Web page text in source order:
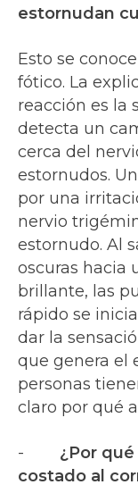
estornudan
Esto se
fótico. La
reacción es la
detecta un
cerca del
estornudos.
por una
nervio
estornudo. Al
oscuras hacia
brillante, las
rápido se
dar la
que genera el
personas
claro por qué
- ¿Por
costado al